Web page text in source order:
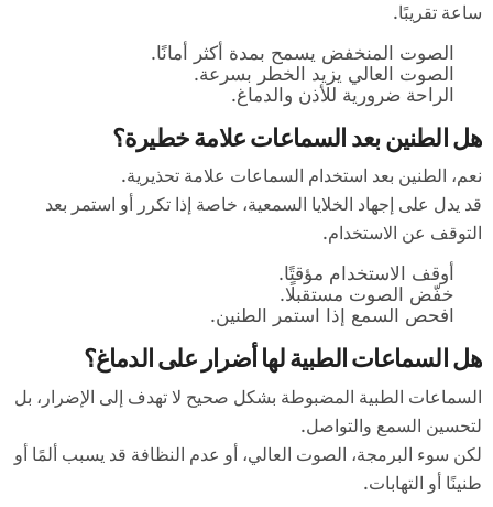
ساعة تقريبًا.
الصوت المنخفض يسمح بمدة أكثر أمانًا.
الصوت العالي يزيد الخطر بسرعة.
الراحة ضرورية للأذن والدماغ.
هل الطنين بعد السماعات علامة خطيرة؟
نعم، الطنين بعد استخدام السماعات علامة تحذيرية.
قد يدل على إجهاد الخلايا السمعية، خاصة إذا تكرر أو استمر بعد
التوقف عن الاستخدام.
أوقف الاستخدام مؤقتًا.
خفّض الصوت مستقبلًا.
افحص السمع إذا استمر الطنين.
هل السماعات الطبية لها أضرار على الدماغ؟
السماعات الطبية المضبوطة بشكل صحيح لا تهدف إلى الإضرار، بل
لتحسين السمع والتواصل.
لكن سوء البرمجة، الصوت العالي، أو عدم النظافة قد يسبب ألمًا أو
طنينًا أو التهابات.